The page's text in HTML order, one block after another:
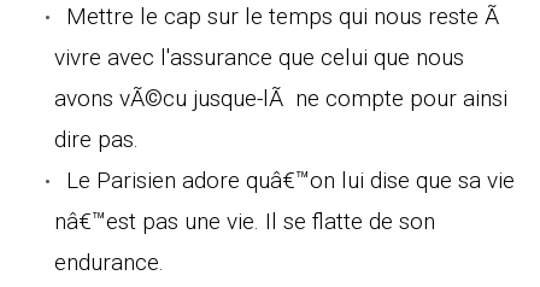
Mettre le cap sur le temps qui nous reste Ã
vivre avec l'assurance que celui que nous
avons vÃ©cu jusque-lÃ ne compte pour ainsi
dire pas.
Le Parisien adore quâ€™on lui dise que sa vie
nâ€™est pas une vie. Il se flatte de son
endurance.